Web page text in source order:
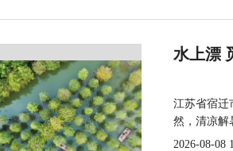
水上漂
江苏省宿迁
然，清凉解
2026-08-08